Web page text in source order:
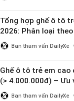
Tổng hợp ghế ô tô
2026: Phân loại
Ban tham vấn DailyXe
Ghế ô tô trẻ em cao
(> 4.000.000đ) –
đáng đầu tư cho bé
Ban tham vấn DailyXe